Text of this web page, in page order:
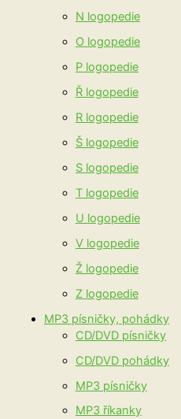
N logopedie
O logopedie
P logopedie
Ř logopedie
R logopedie
Š logopedie
S logopedie
T logopedie
U logopedie
V logopedie
Ž logopedie
Z logopedie
MP3 písničky, pohádky
CD/DVD písničky
CD/DVD pohádky
MP3 písničky
MP3 říkanky